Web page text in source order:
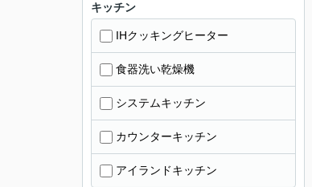
キッチン
IHクッキングヒーター
食器洗い乾燥機
システムキッチン
カウンターキッチン
アイランドキッチン